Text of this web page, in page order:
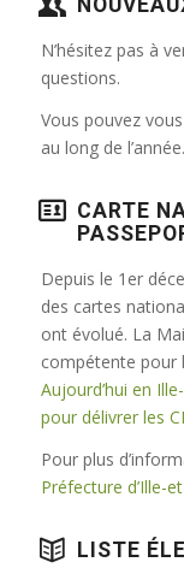
N’hésitez pas à
questions.
Vous pouvez vous
au long de l’année.
CARTE
Depuis le 1er
des cartes
ont évolué. La
compétente pour
Aujourd’hui en
pour délivrer les
Pour plus
Préfecture d’Ille-
LISTE